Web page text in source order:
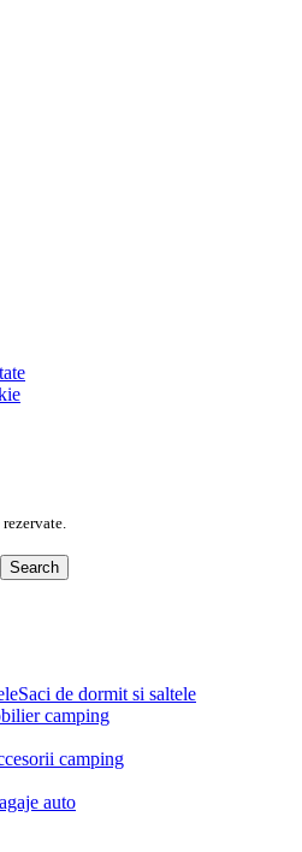
Search
Saci de dormit si saltele
camping
camping
auto